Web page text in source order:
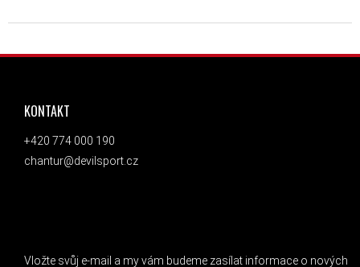
ZÁPATÍ
KONTAKT
+420 774 000 190
chantur@devilsport.cz
Vložte svůj e-mail a my vám budeme zasílat informace o nových